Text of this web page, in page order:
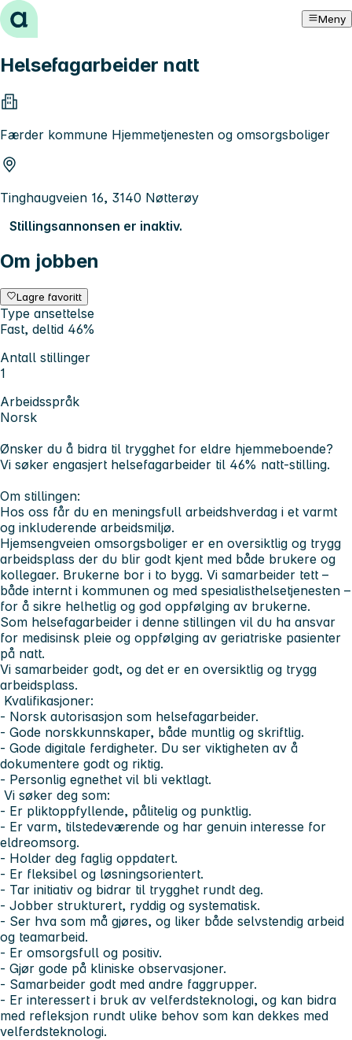
Hopp til innhold Meny
Helsefagarbeider natt
Færder kommune Hjemmetjenesten og omsorgsboliger
Tinghaugveien 16, 3140 Nøtterøy
Stillingsannonsen er inaktiv.
Om jobben
Lagre favoritt
Type ansettelse
Fast, deltid 46%
Antall stillinger
1
Arbeidsspråk
Norsk
Ønsker du å bidra til trygghet for eldre hjemmeboende?
Vi søker engasjert helsefagarbeider til 46% natt-stilling.
Om stillingen:
Hos oss får du en meningsfull arbeidshverdag i et varmt
og inkluderende arbeidsmiljø.
Hjemsengveien omsorgsboliger er en oversiktlig og trygg
arbeidsplass der du blir godt kjent med både brukere og
kollegaer. Brukerne bor i to bygg. Vi samarbeider tett –
både internt i kommunen og med spesialisthelsetjenesten –
for å sikre helhetlig og god oppfølging av brukerne.
Som helsefagarbeider i denne stillingen vil du ha ansvar
for medisinsk pleie og oppfølging av geriatriske pasienter
på natt.
Vi samarbeider godt, og det er en oversiktlig og trygg
arbeidsplass.
Kvalifikasjoner:
- Norsk autorisasjon som helsefagarbeider.
- Gode norskkunnskaper, både muntlig og skriftlig.
- Gode digitale ferdigheter. Du ser viktigheten av å
dokumentere godt og riktig.
- Personlig egnethet vil bli vektlagt.
Vi søker deg som:
- Er pliktoppfyllende, pålitelig og punktlig.
- Er varm, tilstedeværende og har genuin interesse for
eldreomsorg.
- Holder deg faglig oppdatert.
- Er fleksibel og løsningsorientert.
- Tar initiativ og bidrar til trygghet rundt deg.
- Jobber strukturert, ryddig og systematisk.
- Ser hva som må gjøres, og liker både selvstendig arbeid
og teamarbeid.
- Er omsorgsfull og positiv.
- Gjør gode på kliniske observasjoner.
- Samarbeider godt med andre faggrupper.
- Er interessert i bruk av velferdsteknologi, og kan bidra
med refleksjon rundt ulike behov som kan dekkes med
velferdsteknologi.